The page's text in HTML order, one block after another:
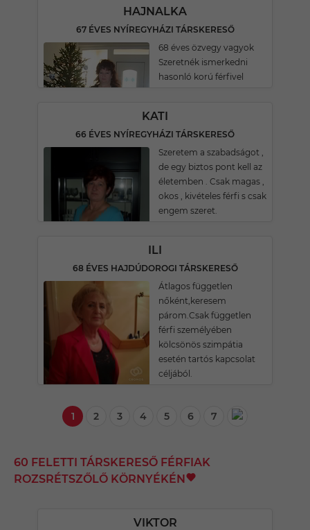
HAJNALKA
67 ÉVES NYÍREGYHÁZI TÁRSKERESŐ
68 éves özvegy vagyok
Szeretnék ismerkedni
hasonló korú férfivel
KATI
66 ÉVES NYÍREGYHÁZI TÁRSKERESŐ
Szeretem a szabadságot ,
de egy biztos pont kell az
életemben . Csak magas ,
okos , kivételes férfi s csak
engem szeret.
ILI
68 ÉVES HAJDÚDOROGI TÁRSKERESŐ
Átlagos független
nőként,keresem
párom.Csak független
férfi személyében
kölcsönös szimpátia
esetén tartós kapcsolat
céljából.
1 2 3 4 5 6 7
60 FELETTI TÁRSKERESŐ FÉRFIAK
ROZSRÉTSZŐLŐ KÖRNYÉKÉN
VIKTOR